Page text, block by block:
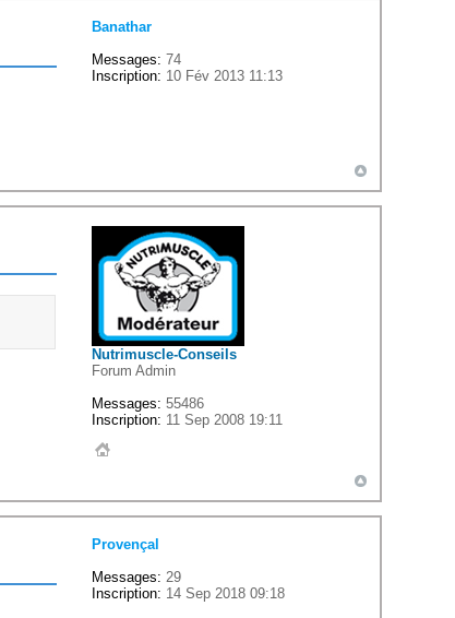
Banathar
Messages: 74
Inscription: 10 Fév 2013 11:13
Nutrimuscle-Conseils
Forum Admin
Messages: 55486
Inscription: 11 Sep 2008 19:11
Provençal
Messages: 29
Inscription: 14 Sep 2018 09:18